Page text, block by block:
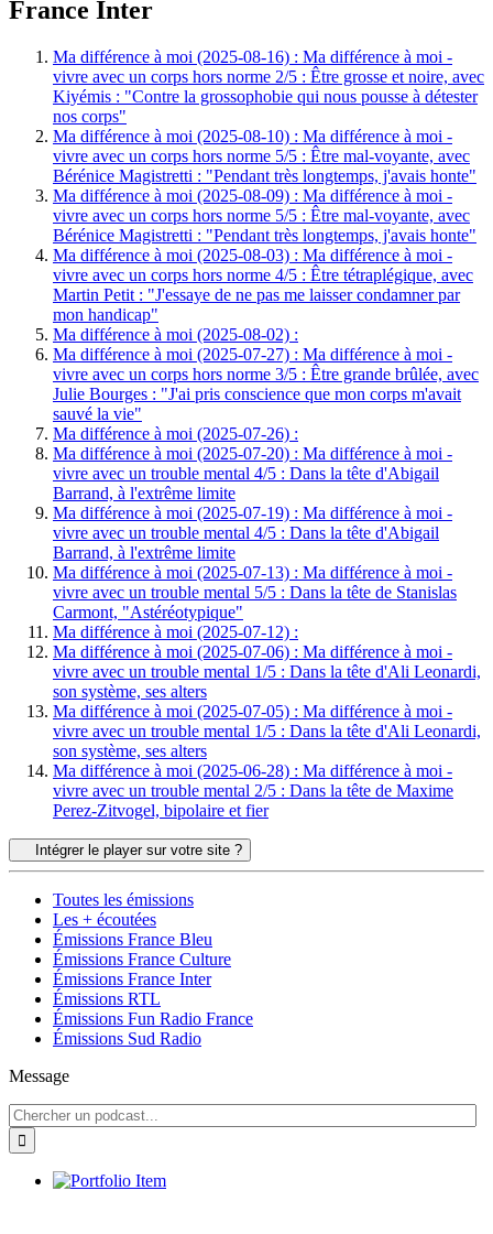
France Inter
Ma différence à moi (2025-08-16) : Ma différence à moi -
vivre avec un corps hors norme 2/5 : Être grosse et noire, avec
Kiyémis : "Contre la grossophobie qui nous pousse à détester
nos corps"
Ma différence à moi (2025-08-10) : Ma différence à moi -
vivre avec un corps hors norme 5/5 : Être mal-voyante, avec
Bérénice Magistretti : "Pendant très longtemps, j'avais honte"
Ma différence à moi (2025-08-09) : Ma différence à moi -
vivre avec un corps hors norme 5/5 : Être mal-voyante, avec
Bérénice Magistretti : "Pendant très longtemps, j'avais honte"
Ma différence à moi (2025-08-03) : Ma différence à moi -
vivre avec un corps hors norme 4/5 : Être tétraplégique, avec
Martin Petit : "J'essaye de ne pas me laisser condamner par
mon handicap"
Ma différence à moi (2025-08-02) :
Ma différence à moi (2025-07-27) : Ma différence à moi -
vivre avec un corps hors norme 3/5 : Être grande brûlée, avec
Julie Bourges : "J'ai pris conscience que mon corps m'avait
sauvé la vie"
Ma différence à moi (2025-07-26) :
Ma différence à moi (2025-07-20) : Ma différence à moi -
vivre avec un trouble mental 4/5 : Dans la tête d'Abigail
Barrand, à l'extrême limite
Ma différence à moi (2025-07-19) : Ma différence à moi -
vivre avec un trouble mental 4/5 : Dans la tête d'Abigail
Barrand, à l'extrême limite
Ma différence à moi (2025-07-13) : Ma différence à moi -
vivre avec un trouble mental 5/5 : Dans la tête de Stanislas
Carmont, "Astéréotypique"
Ma différence à moi (2025-07-12) :
Ma différence à moi (2025-07-06) : Ma différence à moi -
vivre avec un trouble mental 1/5 : Dans la tête d'Ali Leonardi,
son système, ses alters
Ma différence à moi (2025-07-05) : Ma différence à moi -
vivre avec un trouble mental 1/5 : Dans la tête d'Ali Leonardi,
son système, ses alters
Ma différence à moi (2025-06-28) : Ma différence à moi -
vivre avec un trouble mental 2/5 : Dans la tête de Maxime
Perez-Zitvogel, bipolaire et fier
Intégrer le player sur votre site ?
Toutes les émissions
Les + écoutées
Émissions France Bleu
Émissions France Culture
Émissions France Inter
Émissions RTL
Émissions Fun Radio France
Émissions Sud Radio
Message